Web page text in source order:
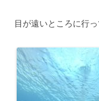
目が遠いところに行